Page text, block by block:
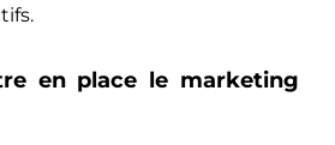
en place le marketing